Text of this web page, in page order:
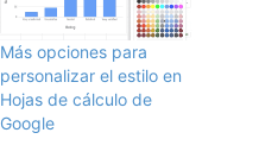
Más opciones para
personalizar el estilo en
Hojas de cálculo de
Google